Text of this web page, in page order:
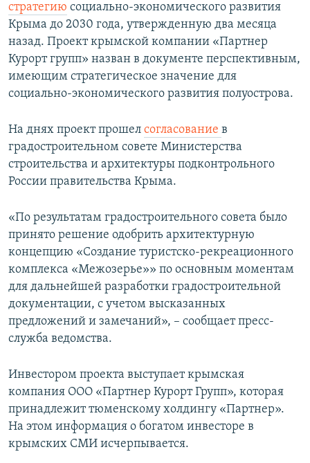
стратегию социально-экономического развития
Крыма до 2030 года, утвержденную два месяца
назад. Проект крымской компании «Партнер
Курорт групп» назван в документе перспективным,
имеющим стратегическое значение для
социально-экономического развития полуострова.
На днях проект прошел согласование в
градостроительном совете Министерства
строительства и архитектуры подконтрольного
России правительства Крыма.
«По результатам градостроительного совета было
принято решение одобрить архитектурную
концепцию «Создание туристско-рекреационного
комплекса «Межозерье»» по основным моментам
для дальнейшей разработки градостроительной
документации, с учетом высказанных
предложений и замечаний», – сообщает пресс-
служба ведомства.
Инвестором проекта выступает крымская
компания ООО «Партнер Курорт Групп», которая
принадлежит тюменскому холдингу «Партнер».
На этом информация о богатом инвесторе в
крымских СМИ исчерпывается.